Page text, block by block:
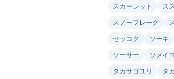
スカーレット
ス
スノーフレーク
セッコク
ソーキ
ソーサー
ソメイ
タカサゴユリ
タ